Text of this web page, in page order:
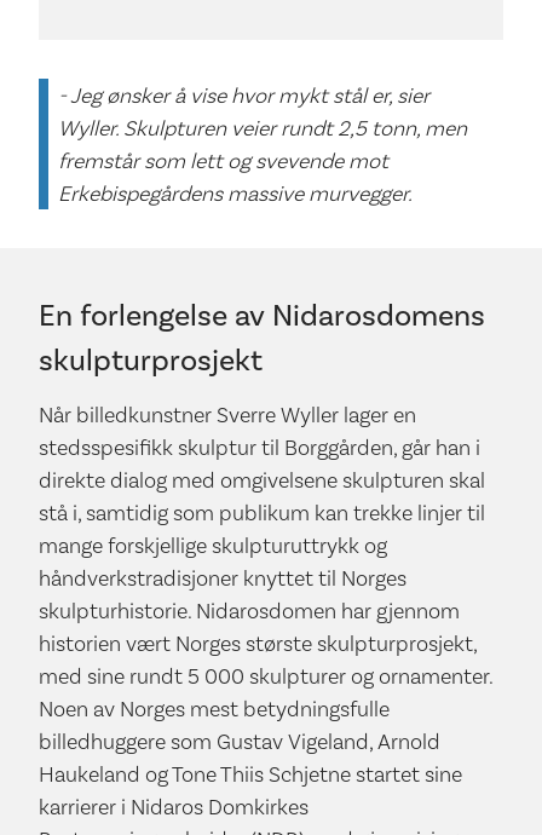
- Jeg ønsker å vise hvor mykt stål er, sier
Wyller. Skulpturen veier rundt 2,5 tonn, men
fremstår som lett og svevende mot
Erkebispegårdens massive murvegger.
En forlengelse av Nidarosdomens
skulpturprosjekt
Når billedkunstner Sverre Wyller lager en
stedsspesifikk skulptur til Borggården, går han i
direkte dialog med omgivelsene skulpturen skal
stå i, samtidig som publikum kan trekke linjer til
mange forskjellige skulpturuttrykk og
håndverkstradisjoner knyttet til Norges
skulpturhistorie. Nidarosdomen har gjennom
historien vært Norges største skulpturprosjekt,
med sine rundt 5 000 skulpturer og ornamenter.
Noen av Norges mest betydningsfulle
billedhuggere som Gustav Vigeland, Arnold
Haukeland og Tone Thiis Schjetne startet sine
karrierer i Nidaros Domkirkes